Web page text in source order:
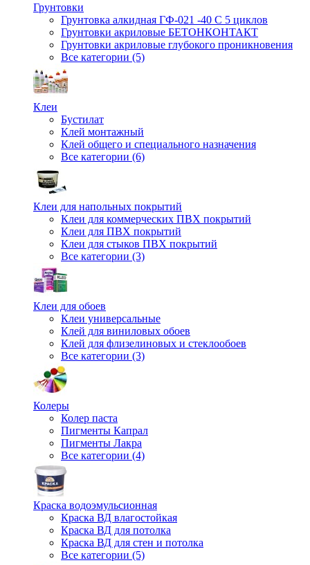
Грунтовки
Грунтовка алкидная ГФ-021 -40 С 5 циклов
Грунтовки акриловые БЕТОНКОНТАКТ
Грунтовки акриловые глубокого проникновения
Все категории (5)
Клеи
Бустилат
Клей монтажный
Клей общего и специального назначения
Все категории (6)
Клеи для напольных покрытий
Клеи для коммерческих ПВХ покрытий
Клеи для ПВХ покрытий
Клеи для стыков ПВХ покрытий
Все категории (3)
Клеи для обоев
Клеи универсальные
Клей для виниловых обоев
Клей для флизелиновых и стеклообоев
Все категории (3)
Колеры
Колер паста
Пигменты Капрал
Пигменты Лакра
Все категории (4)
Краска водоэмульсионная
Краска ВД влагостойкая
Краска ВД для потолка
Краска ВД для стен и потолка
Все категории (5)